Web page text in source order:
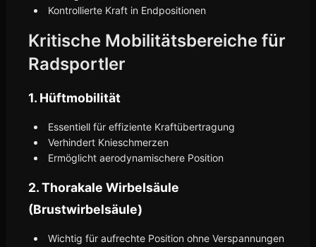
Kontrollierte Kraft in Endpositionen
Kritische Mobilitätsbereiche für
Radsportler
1. Hüftmobilität
Essentiell für effiziente Kraftübertragung
Verhindert Knieschmerzen
Ermöglicht aerodynamischere Position
2. Thorakale Wirbelsäule
(Brustwirbelsäule)
Wichtig für aufrechte Position ohne Verspannungen